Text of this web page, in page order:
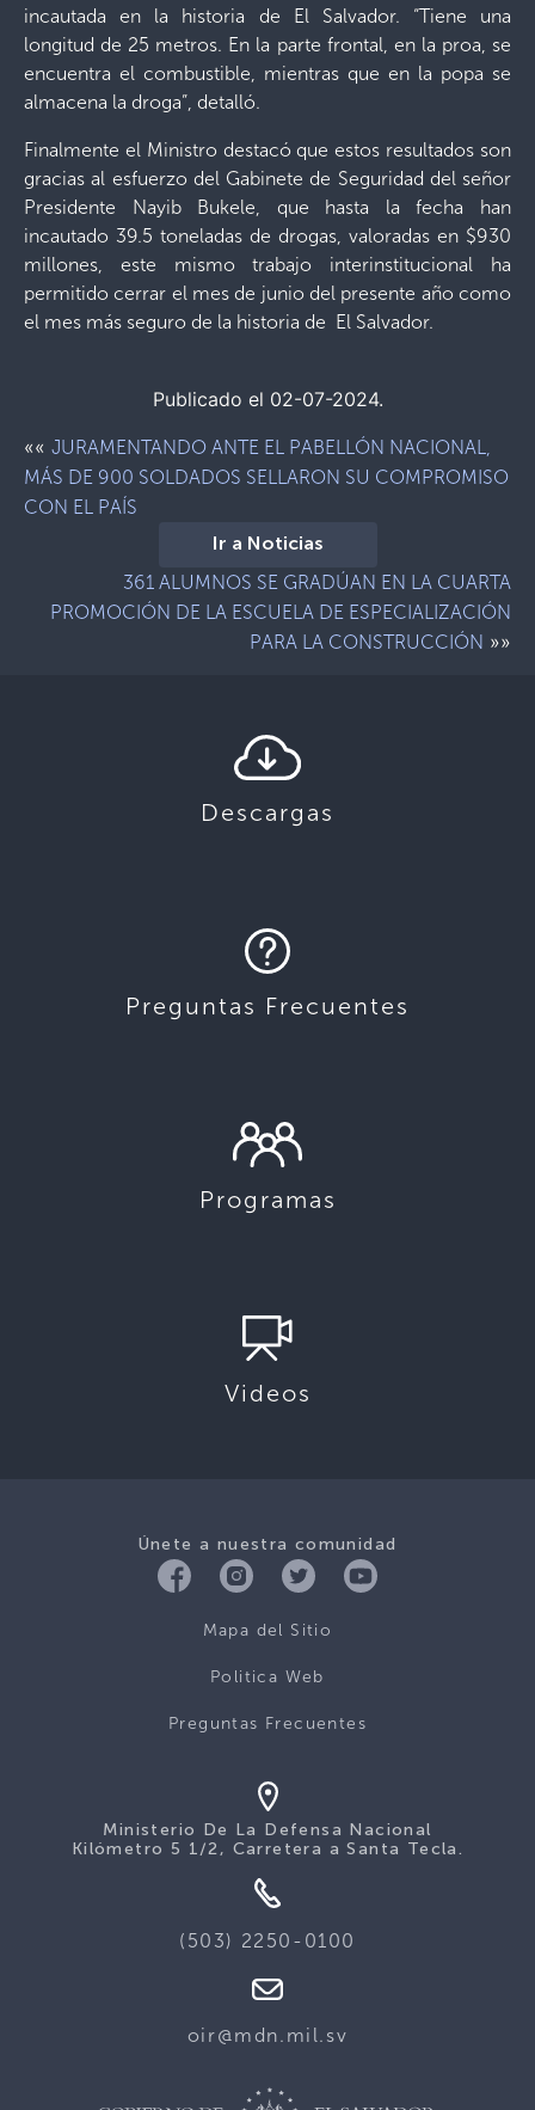
incautada en la historia de El Salvador. “Tiene una
longitud de 25 metros. En la parte frontal, en la proa, se
encuentra el combustible, mientras que en la popa se
almacena la droga”, detalló.
Finalmente el Ministro destacó que estos resultados son
gracias al esfuerzo del Gabinete de Seguridad del señor
Presidente Nayib Bukele, que hasta la fecha han
incautado 39.5 toneladas de drogas, valoradas en $930
millones, este mismo trabajo interinstitucional ha
permitido cerrar el mes de junio del presente año como
el mes más seguro de la historia de El Salvador.
Publicado el 02-07-2024.
«« JURAMENTANDO ANTE EL PABELLÓN NACIONAL,
MÁS DE 900 SOLDADOS SELLARON SU COMPROMISO
CON EL PAÍS
Ir a Noticias
361 ALUMNOS SE GRADÚAN EN LA CUARTA
PROMOCIÓN DE LA ESCUELA DE ESPECIALIZACIÓN
PARA LA CONSTRUCCIÓN »»
Descargas
Preguntas Frecuentes
Programas
Videos
Únete a nuestra comunidad
Mapa del Sitio
Politica Web
Preguntas Frecuentes
Ministerio De La Defensa Nacional
Kilómetro 5 1/2, Carretera a Santa Tecla.
(503) 2250-0100
oir@mdn.mil.sv